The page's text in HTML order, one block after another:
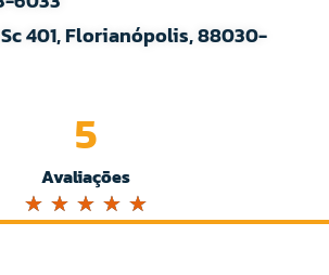
401, Florianópolis, 88030-
Avaliações
5
☆ ☆ ☆ ☆ ☆